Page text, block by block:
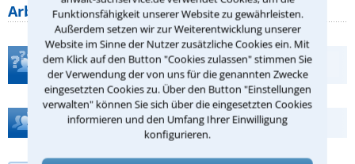
Funktionsfähigkeit unserer Website zu gewährleisten.
Außerdem setzen wir zur Weiterentwicklung unserer
Website im Sinne der Nutzer zusätzliche Cookies ein. Mit
dem Klick auf den Button "Cookies zulassen" stimmen Sie
der Verwendung der von uns für die genannten Zwecke
eingesetzten Cookies zu. Über den Button "Einstellungen
verwalten" können Sie sich über die eingesetzten Cookies
informieren und den Umfang Ihrer Einwilligung
konfigurieren.
Arbeitszeit gelten beim
Teste Dein Rechtswissen
Hilfe bei Ihrer Anwaltsuche?